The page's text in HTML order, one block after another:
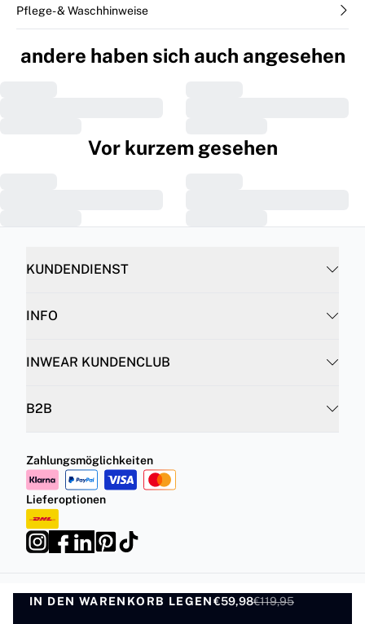
IN DEN WARENKORB LEGEN€59,98€119,95
IN DEN WARENKORB LEGEN
Pflege- & Waschhinweise
andere haben sich auch angesehen
Vor kurzem gesehen
KUNDENDIENST
INFO
INWEAR KUNDENCLUB
B2B
Zahlungsmöglichkeiten
Lieferoptionen
Datenschutzrichtlinie Geschäftsbedingungen